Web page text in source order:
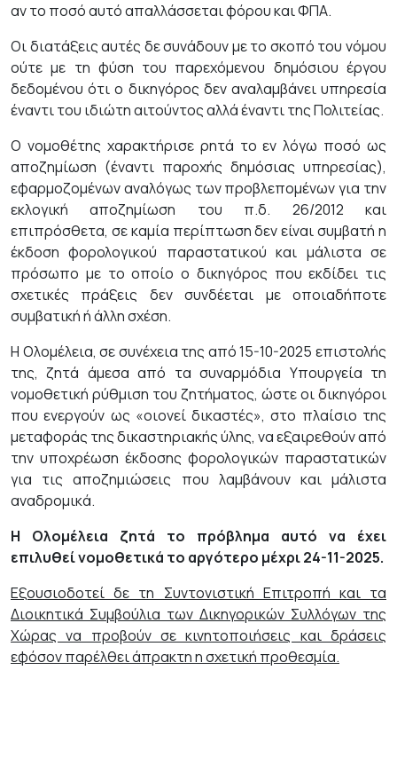
αν το ποσό αυτό απαλλάσσεται φόρου και ΦΠΑ.
Οι διατάξεις αυτές δε συνάδουν με το σκοπό του νόμου
ούτε με τη φύση του παρεχόμενου δημόσιου έργου
δεδομένου ότι ο δικηγόρος δεν αναλαμβάνει υπηρεσία
έναντι του ιδιώτη αιτούντος αλλά έναντι της Πολιτείας.
Ο νομοθέτης χαρακτήρισε ρητά το εν λόγω ποσό ως
αποζημίωση (έναντι παροχής δημόσιας υπηρεσίας),
εφαρμοζομένων αναλόγως των προβλεπομένων για την
εκλογική αποζημίωση του π.δ. 26/2012 και
επιπρόσθετα, σε καμία περίπτωση δεν είναι συμβατή η
έκδοση φορολογικού παραστατικού και μάλιστα σε
πρόσωπο με το οποίο ο δικηγόρος που εκδίδει τις
σχετικές πράξεις δεν συνδέεται με οποιαδήποτε
συμβατική ή άλλη σχέση.
Η Ολομέλεια, σε συνέχεια της από 15-10-2025 επιστολής
της, ζητά άμεσα από τα συναρμόδια Υπουργεία τη
νομοθετική ρύθμιση του ζητήματος, ώστε οι δικηγόροι
που ενεργούν ως «οιονεί δικαστές», στο πλαίσιο της
μεταφοράς της δικαστηριακής ύλης, να εξαιρεθούν από
την υποχρέωση έκδοσης φορολογικών παραστατικών
για τις αποζημιώσεις που λαμβάνουν και μάλιστα
αναδρομικά.
Η Ολομέλεια ζητά το πρόβλημα αυτό να έχει
επιλυθεί νομοθετικά το αργότερο μέχρι 24-11-2025.
Εξουσιοδοτεί δε τη Συντονιστική Επιτροπή και τα
Διοικητικά Συμβούλια των Δικηγορικών Συλλόγων της
Χώρας να προβούν σε κινητοποιήσεις και δράσεις
εφόσον παρέλθει άπρακτη η σχετική προθεσμία.